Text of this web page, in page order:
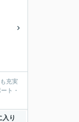
充実
ト・
入り